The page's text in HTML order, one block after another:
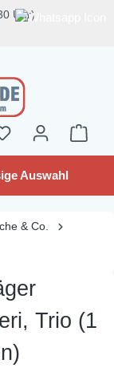
Uhr)
Auswahl
& Co.
Trio (1